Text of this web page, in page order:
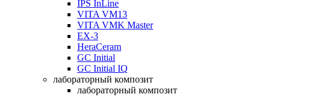
IPS InLine
VITA VM13
VITA VMK Master
EX-3
HeraCeram
GC Initial
GC Initial IQ
лабораторный композит
лабораторный композит